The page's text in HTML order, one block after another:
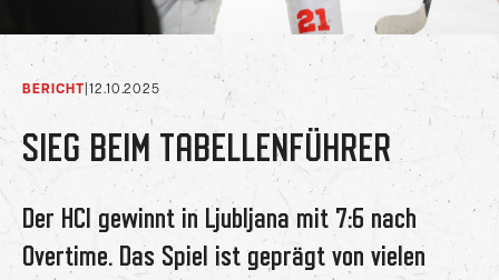
BERICHT 12.10.2025
SIEG BEIM TABELLENFÜHRER
Der HCI gewinnt in Ljubljana mit 7:6 nach
Overtime. Das Spiel ist geprägt von vielen